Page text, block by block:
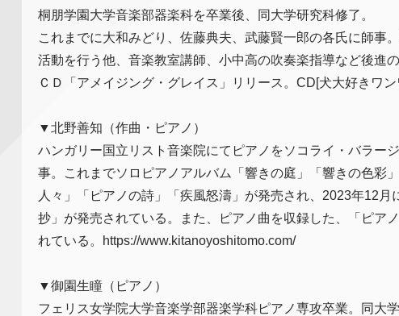
桐朋学園大学音楽部器楽科を卒業後、同大学研究科修了。
これまでに大和みどり、佐藤典夫、武藤賢一郎の各氏に師事
活動を行う他、音楽教室講師、小中高の吹奏楽指導など後進
ＣＤ「アメイジング・グレイス」リリース。CD[犬大好きワン
▼北野善知（作曲・ピアノ）
ハンガリー国立リスト音楽院にてピアノをソコライ・バラー
事。これまでソロピアノアルバム「響きの庭」「響きの色彩
人々」「ピアノの詩」「疾風怒濤」が発売され、2023年12
抄」が発売されている。また、ピアノ曲を収録した、「ピア
れている。https://www.kitanoyoshitomo.com/
▼御園生瞳（ピアノ）
フェリス女学院大学音楽学部器楽学科ピアノ専攻卒業。同大